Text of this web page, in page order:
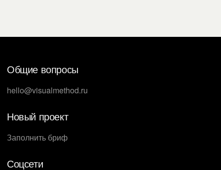
Общие вопросы
hello@visualmethod.ru
Новый проект
Заполнить бриф
Соцсети